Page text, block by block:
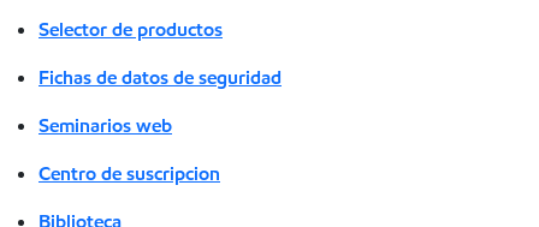
Selector de productos
Fichas de datos de seguridad
Seminarios web
Centro de suscripcion
Biblioteca